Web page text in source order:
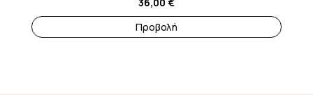
36,00 €
Προβολή